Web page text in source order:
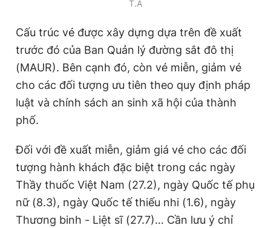
Giấy phép xuất bản số 110/GP - BTTTT cấp ngày 24.3.2020
chép dưới mọi hình thức nếu không có sự chấp thuận bằng văn
T.A
Cấu trúc vé được xây dựng dựa trên đề xuất
trước đó của Ban Quản lý đường sắt đô thị
(MAUR). Bên cạnh đó, còn vé miễn, giảm vé
cho các đối tượng ưu tiên theo quy định pháp
luật và chính sách an sinh xã hội của thành
phố.
Đối với đề xuất miễn, giảm giá vé cho các đối
tượng hành khách đặc biệt trong các ngày
Thầy thuốc Việt Nam (27.2), ngày Quốc tế phụ
nữ (8.3), ngày Quốc tế thiếu nhi (1.6), ngày
Thương binh - Liệt sĩ (27.7)… Cần lưu ý chỉ